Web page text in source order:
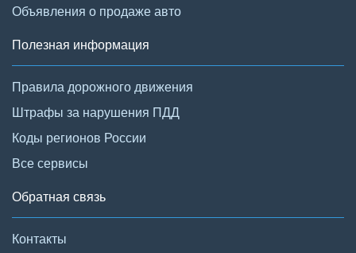
Объявления о продаже авто
Полезная информация
Правила дорожного движения
Штрафы за нарушения ПДД
Коды регионов России
Все сервисы
Обратная связь
Контакты